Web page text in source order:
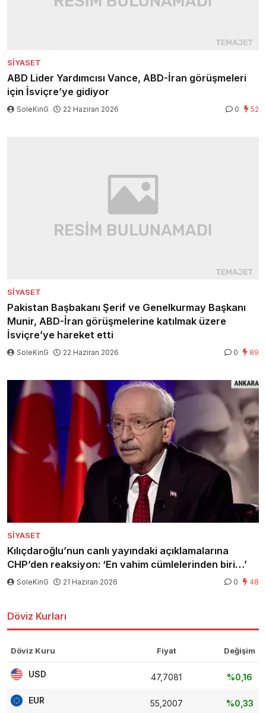
SIYASET
ABD Lider Yardımcısı Vance, ABD-İran görüşmeleri
için İsviçre’ye gidiyor
SoleKinG 22 Haziran 2026 0 52
SIYASET
Pakistan Başbakanı Şerif ve Genelkurmay Başkanı
Munir, ABD-İran görüşmelerine katılmak üzere
İsviçre’ye hareket etti
SoleKinG 22 Haziran 2026 0 89
SIYASET
Kılıçdaroğlu’nun canlı yayındaki açıklamalarına
CHP’den reaksiyon: ‘En vahim cümlelerinden biri…’
SoleKinG 21 Haziran 2026 0 48
Döviz Kurları
Döviz Kuru Fiyat Değişim
USD 47,7081 %0,16
EUR 55,2007 %0,33